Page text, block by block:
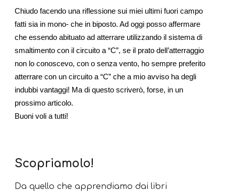
Chiudo facendo una riflessione sui miei ultimi fuori campo
fatti sia in mono- che in biposto. Ad oggi posso affermare
che essendo abituato ad atterrare utilizzando il sistema di
smaltimento con il circuito a “C”, se il prato dell’atterraggio
non lo conoscevo, con o senza vento, ho sempre preferito
atterrare con un circuito a “C” che a mio avviso ha degli
indubbi vantaggi! Ma di questo scriverò, forse, in un
prossimo articolo.
Buoni voli a tutti!
Scopriamolo!
Da quello che apprendiamo dai libri